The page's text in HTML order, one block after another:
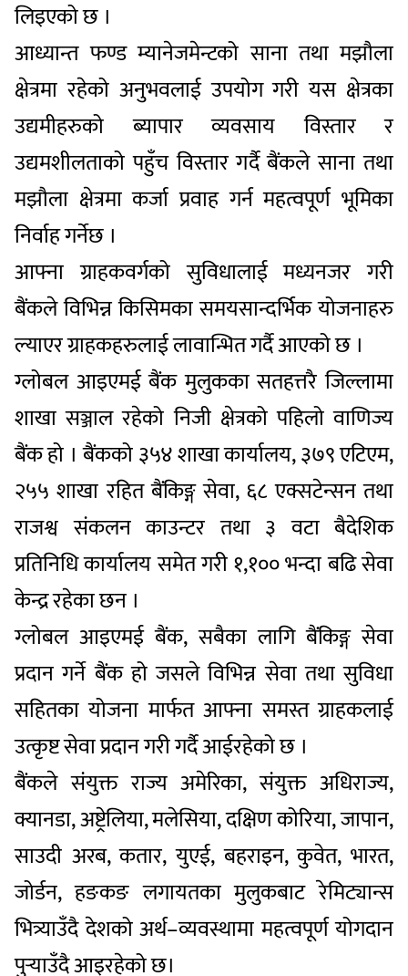
लिइएको छ ।
आध्यान्त फण्ड म्यानेजमेन्टको साना तथा मझौला
क्षेत्रमा रहेको अनुभवलाई उपयोग गरी यस क्षेत्रका
उद्यमीहरुको ब्यापार व्यवसाय विस्तार र
उद्यमशीलताको पहुँच विस्तार गर्दै बैंकले साना तथा
मझौला क्षेत्रमा कर्जा प्रवाह गर्न महत्वपूर्ण भूमिका
निर्वाह गर्नेछ ।
आफ्ना ग्राहकवर्गको सुविधालाई मध्यनजर गरी
बैंकले विभिन्न किसिमका समयसान्दर्भिक योजनाहरु
ल्याएर ग्राहकहरुलाई लावान्भित गर्दै आएको छ ।
ग्लोबल आइएमई बैंक मुलुकका सतहत्तरै जिल्लामा
शाखा सञ्जाल रहेको निजी क्षेत्रको पहिलो वाणिज्य
बैंक हो । बैंकको ३५४ शाखा कार्यालय, ३७९ एटिएम,
२५५ शाखा रहित बैंकिङ्ग सेवा, ६८ एक्सटेन्सन तथा
राजश्व संकलन काउन्टर तथा ३ वटा बैदेशिक
प्रतिनिधि कार्यालय समेत गरी १,१०० भन्दा बढि सेवा
केन्द्र रहेका छन ।
ग्लोबल आइएमई बैंक, सबैका लागि बैंकिङ्ग सेवा
प्रदान गर्ने बैंक हो जसले विभिन्न सेवा तथा सुविधा
सहितका योजना मार्फत आफ्ना समस्त ग्राहकलाई
उत्कृष्ट सेवा प्रदान गरी गर्दै आईरहेको छ ।
बैंकले संयुक्त राज्य अमेरिका, संयुक्त अधिराज्य,
क्यानडा, अष्ट्रेलिया, मलेसिया, दक्षिण कोरिया, जापान,
साउदी अरब, कतार, युएई, बहराइन, कुवेत, भारत,
जोर्डन, हङकङ लगायतका मुलुकबाट रेमिट्यान्स
भित्र्याउँदै देशको अर्थ–व्यवस्थामा महत्वपूर्ण योगदान
पुर्‍याउँदै आइरहेको छ।